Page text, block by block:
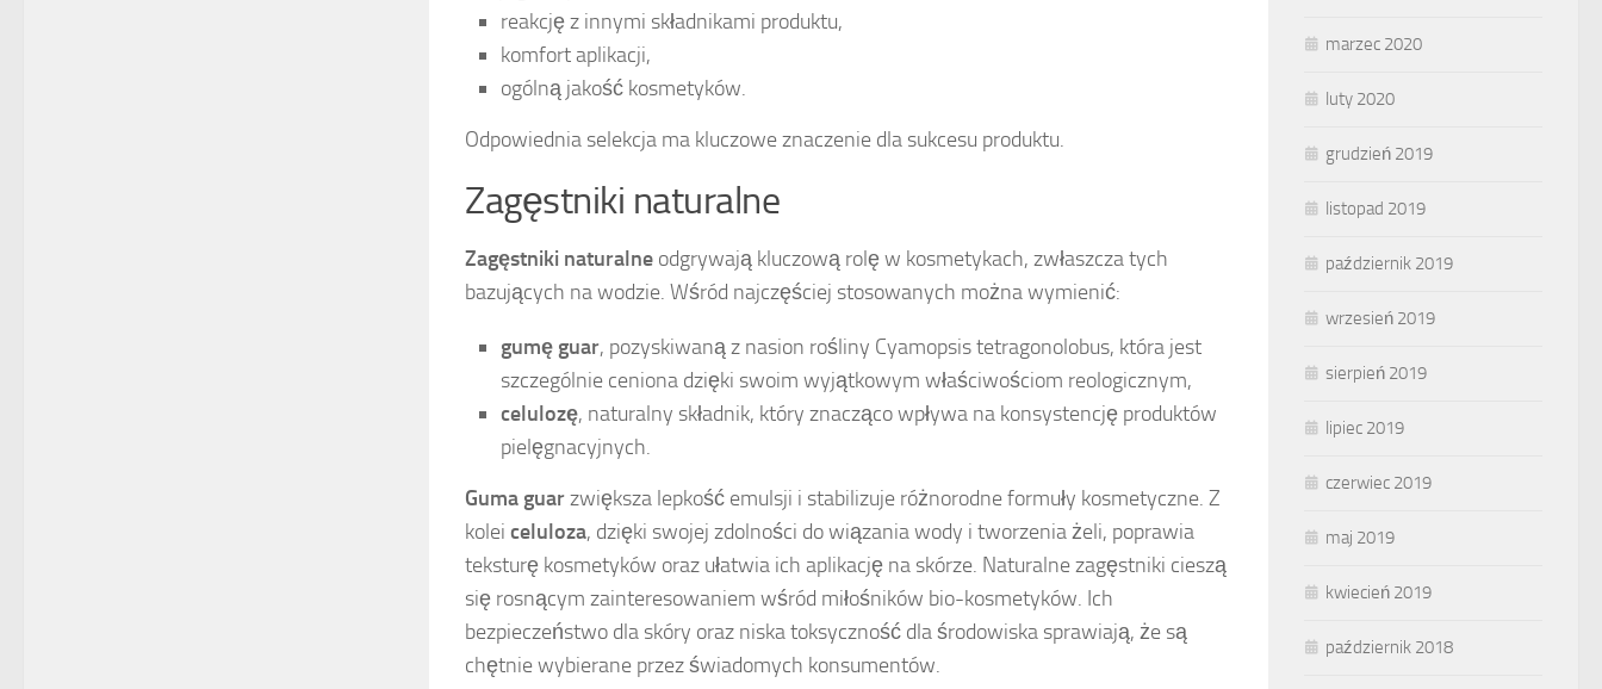
reakcję z innymi składnikami produktu,
komfort aplikacji,
ogólną jakość kosmetyków.
Odpowiednia selekcja ma kluczowe znaczenie dla sukcesu produktu.
Zagęstniki naturalne
Zagęstniki naturalne odgrywają kluczową rolę w kosmetykach, zwłaszcza tych
bazujących na wodzie. Wśród najczęściej stosowanych można wymienić:
gumę guar, pozyskiwaną z nasion rośliny Cyamopsis tetragonolobus, która jest
szczególnie ceniona dzięki swoim wyjątkowym właściwościom reologicznym,
celulozę, naturalny składnik, który znacząco wpływa na konsystencję produktów
pielęgnacyjnych.
Guma guarzwiększa lepkość emulsji i stabilizuje różnorodne formuły kosmetyczne. Z
kolei celuloza, dzięki swojej zdolności do wiązania wody i tworzenia żeli, poprawia
teksturę kosmetyków oraz ułatwia ich aplikację na skórze. Naturalne zagęstniki cieszą
się rosnącym zainteresowaniem wśród miłośników bio-kosmetyków. Ich
bezpieczeństwo dla skóry oraz niska toksyczność dla środowiska sprawiają, że są
chętnie wybierane przez świadomych konsumentów.
marzec 2020
luty 2020
grudzień 2019
listopad 2019
październik 2019
wrzesień 2019
sierpień 2019
lipiec 2019
czerwiec 2019
maj 2019
kwiecień 2019
październik 2018